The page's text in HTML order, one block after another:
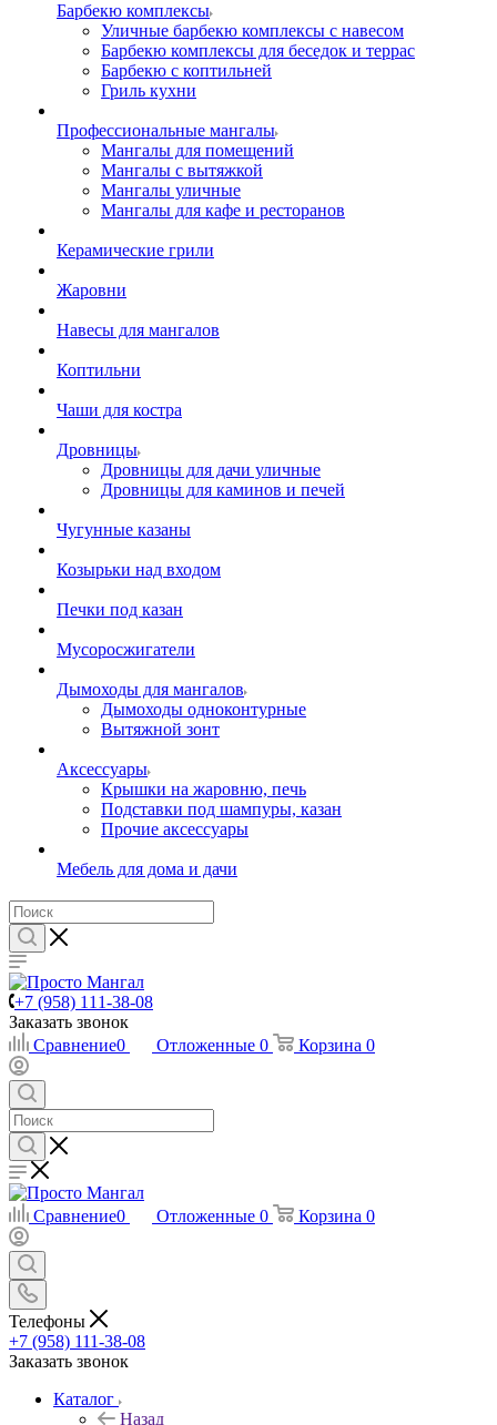
Барбекю комплексы
Уличные барбекю комплексы с навесом
Барбекю комплексы для беседок и террас
Барбекю с коптильней
Гриль кухни
Профессиональные мангалы
Мангалы для помещений
Мангалы с вытяжкой
Мангалы уличные
Мангалы для кафе и ресторанов
Керамические грили
Жаровни
Навесы для мангалов
Коптильни
Чаши для костра
Дровницы
Дровницы для дачи уличные
Дровницы для каминов и печей
Чугунные казаны
Козырьки над входом
Печки под казан
Мусоросжигатели
Дымоходы для мангалов
Дымоходы одноконтурные
Вытяжной зонт
Аксессуары
Крышки на жаровню, печь
Подставки под шампуры, казан
Прочие аксессуары
Мебель для дома и дачи
+7 (958) 111-38-08
Заказать звонок
Сравнение0 Отложенные 0 Корзина 0
Сравнение0 Отложенные 0 Корзина 0
Телефоны
+7 (958) 111-38-08
Заказать звонок
Каталог
Назад